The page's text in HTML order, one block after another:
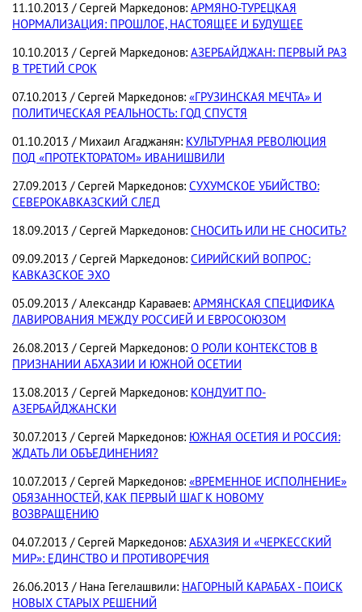
11.10.2013 / Сергей Маркедонов: АРМЯНО-ТУРЕЦКАЯ
НОРМАЛИЗАЦИЯ: ПРОШЛОЕ, НАСТОЯЩЕЕ И БУДУЩЕЕ
10.10.2013 / Сергей Маркедонов: АЗЕРБАЙДЖАН: ПЕРВЫЙ РАЗ
В ТРЕТИЙ СРОК
07.10.2013 / Сергей Маркедонов: «ГРУЗИНСКАЯ МЕЧТА» И
ПОЛИТИЧЕСКАЯ РЕАЛЬНОСТЬ: ГОД СПУСТЯ
01.10.2013 / Михаил Агаджанян: КУЛЬТУРНАЯ РЕВОЛЮЦИЯ
ПОД «ПРОТЕКТОРАТОМ» ИВАНИШВИЛИ
27.09.2013 / Сергей Маркедонов: СУХУМСКОЕ УБИЙСТВО:
СЕВЕРОКАВКАЗСКИЙ СЛЕД
18.09.2013 / Сергей Маркедонов: СНОСИТЬ ИЛИ НЕ СНОСИТЬ?
09.09.2013 / Сергей Маркедонов: СИРИЙСКИЙ ВОПРОС:
КАВКАЗСКОЕ ЭХО
05.09.2013 / Александр Караваев: АРМЯНСКАЯ СПЕЦИФИКА
ЛАВИРОВАНИЯ МЕЖДУ РОССИЕЙ И ЕВРОСОЮЗОМ
26.08.2013 / Сергей Маркедонов: О РОЛИ КОНТЕКСТОВ В
ПРИЗНАНИИ АБХАЗИИ И ЮЖНОЙ ОСЕТИИ
13.08.2013 / Сергей Маркедонов: КОНДУИТ ПО-
АЗЕРБАЙДЖАНСКИ
30.07.2013 / Сергей Маркедонов: ЮЖНАЯ ОСЕТИЯ И РОССИЯ:
ЖДАТЬ ЛИ ОБЪЕДИНЕНИЯ?
10.07.2013 / Сергей Маркедонов: «ВРЕМЕННОЕ ИСПОЛНЕНИЕ»
ОБЯЗАННОСТЕЙ, КАК ПЕРВЫЙ ШАГ К НОВОМУ
ВОЗВРАЩЕНИЮ
04.07.2013 / Сергей Маркедонов: АБХАЗИЯ И «ЧЕРКЕССКИЙ
МИР»: ЕДИНСТВО И ПРОТИВОРЕЧИЯ
26.06.2013 / Нана Гегелашвили: НАГОРНЫЙ КАРАБАХ - ПОИСК
НОВЫХ СТАРЫХ РЕШЕНИЙ